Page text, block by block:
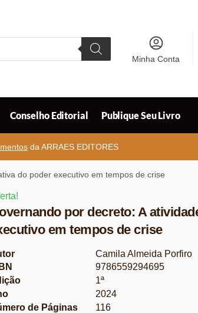
Minha Conta
Conselho Editorial Publique Seu Livro
da ARRAES EDITORES
do poder executivo em tempos de crise
por decreto: A
em tempos de crise
Camila Almeida Porfiro
9786559294695
1ª
2024
de Páginas
116